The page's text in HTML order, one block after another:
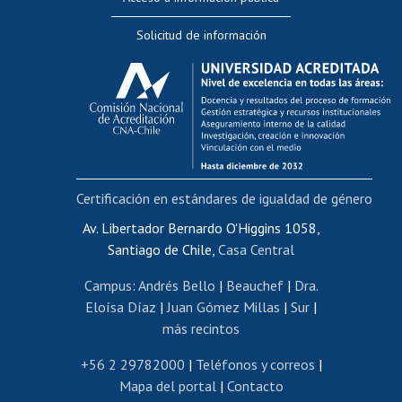
Evaluación docente
Calificación académica
Postulación al AUCAI
Funcionarias/os
Cursos internos de capacitación
Bienestar del personal
Portal de movilidad interna
Certificado de renta
Certificado de renta honorarios
Editar páginas blancas
Extranjeras/os
Revalidación y reconocimiento de títulos
Postulación al Programa de Movilidad Estudiantil
Solicitud de información
Av. Libertador Bernardo O'Higgins 1058,
Santiago de Chile, Casa Central
Campus: Andrés Bello | Beauchef| Dra.
Eloísa Díaz | Juan Gómez Millas | Sur |
más recintos
+56 2 29782000 | Teléfonos y correos |
Mapa del portal| Contacto
Certificación en estándares de igualdad de género